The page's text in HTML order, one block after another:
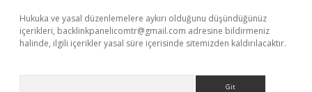
Hukuka ve yasal düzenlemelere aykırı olduğunu düşündüğünüz
içerikleri, backlinkpanelicomtr@gmail.com adresine bildirmeniz
halinde, ilgili içerikler yasal süre içerisinde sitemizden kaldırılacaktır.